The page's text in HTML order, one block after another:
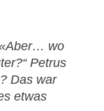
wo
Petrus
Das war
etwas